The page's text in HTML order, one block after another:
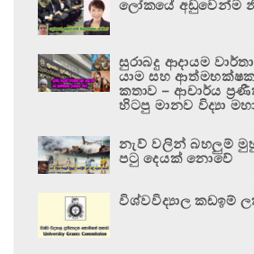
ලෝකයේ අඩුවෙන්ම
සුරාබදු ආදායම
යාම සහ
කතාව – ආචාර්ය
හිටපු මානව විද්‍යා
නැව් වලින් බහලුම්
පටු දෙයක් නොවේ
විශ්වවිද්‍යාල කඩඉම්